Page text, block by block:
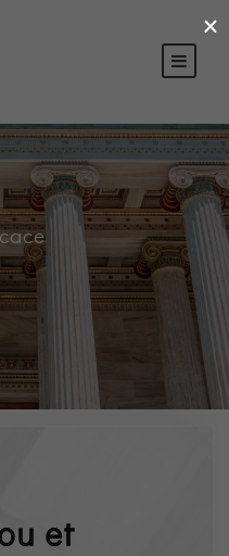
et
×